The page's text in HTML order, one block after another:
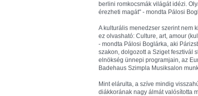
berlini romkocsmák világát idézi.
érezheti magát" - mondta Pálosi
A kulturális menedzser szerint nem
ez olvasható: Culture, art, amour
- mondta Pálosi Boglárka, aki
szakon, dolgozott a Sziget fesztivál
elnökség ünnepi programjain, az
Badehaus Szimpla Musiksalon
Mint elárulta, a szíve mindig
diákkorának nagy álmát valósította